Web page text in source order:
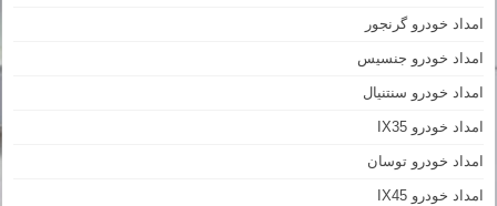
امداد خودرو گرنجور
امداد خودرو جنسیس
امداد خودرو سنتنیال
امداد خودرو IX35
امداد خودرو توسان
امداد خودرو IX45